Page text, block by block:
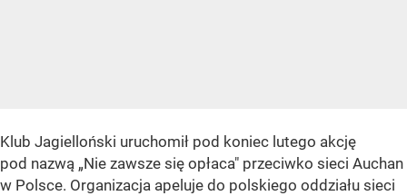
Klub Jagielloński uruchomił pod koniec lutego akcję
pod nazwą „Nie zawsze się opłaca" przeciwko sieci Auchan
w Polsce. Organizacja apeluje do polskiego oddziału sieci